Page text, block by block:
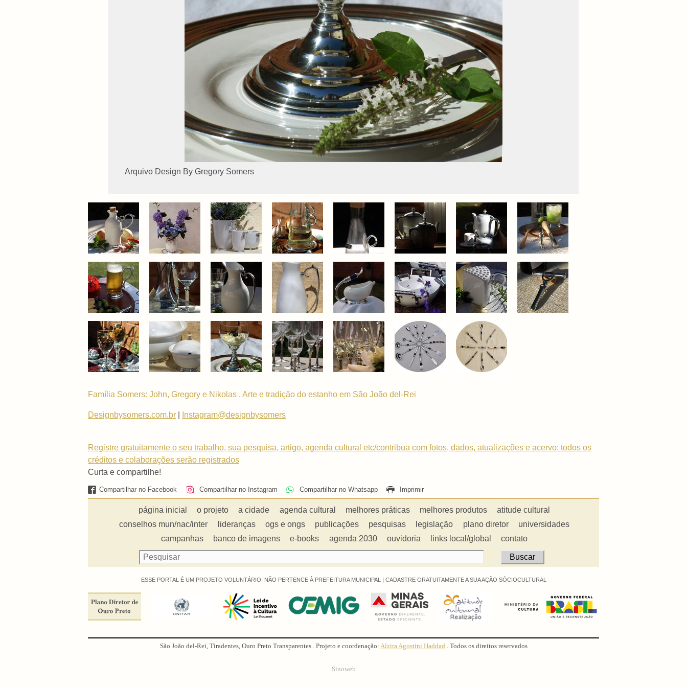
Arquivo Design By Gregory Somers
Família Somers: John, Gregory e Nikolas . Arte e tradição do estanho em São João del-Rei
Designbysomers.com.br Instagram@designbysomers
Registre gratuitamente o seu trabalho, sua pesquisa, artigo, agenda cultural etc/contribua com fotos, dados, atualizações e acervo: todos os
créditos e colaborações serão registrados
Curta e compartilhe!
Compartilhar no Facebook Compartilhar no Instagram Compartilhar no Whatsapp Imprimir
página inicial o projeto a cidade agenda cultural melhores práticas melhores produtos
atitude cultural
conselhos mun/nac/inter
lideranças ogs e ongs publicações pesquisas legislação plano diretor
universidades
campanhas
banco de imagens e-books agenda 2030 ouvidoria links local/global contato
ESSE PORTAL É UM PROJETO VOLUNTÁRIO. NÃO PERTENCE À PREFEITURA MUNICIPAL | CADASTRE GRATUITAMENTE A SUA AÇÃO SÓCIOCULTURAL
São João del-Rei, Tiradentes, Ouro Preto Transparentes . Projeto e coordenação: Alzira Agostini Haddad . Todos os direitos reservados
Sinoweb